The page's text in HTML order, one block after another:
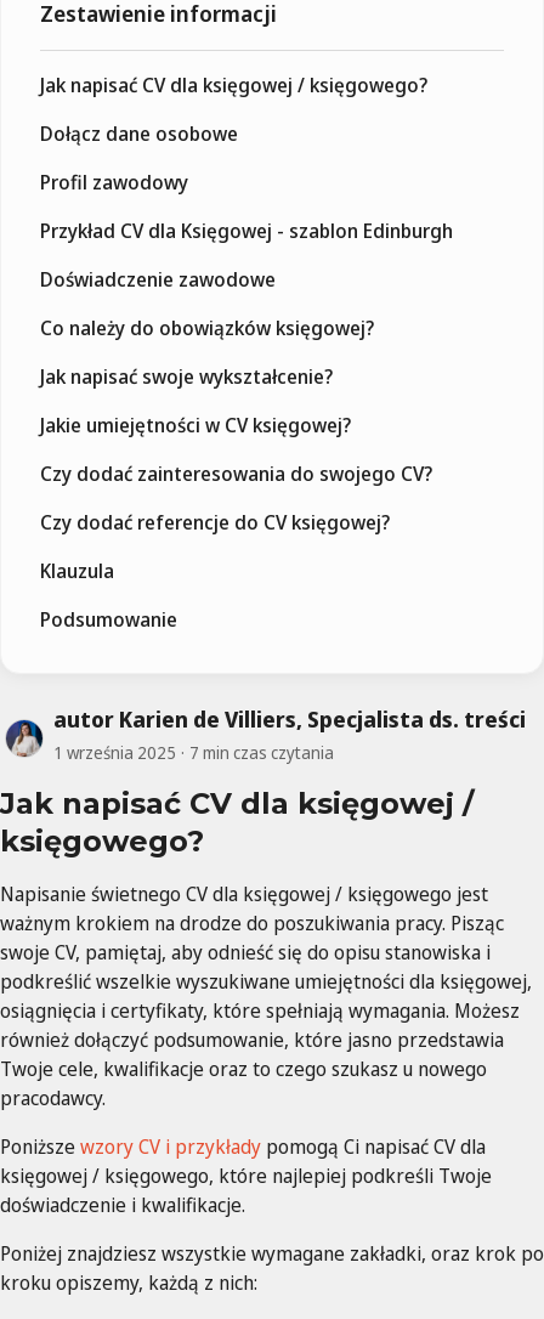
autor Karien de Villiers, Specjalista ds. treści
1 września 2025 7 min czas czytania
Jak napisać CV dla księgowej /
księgowego?
Napisanie świetnego CV dla księgowej / księgowego jest
ważnym krokiem na drodze do poszukiwania pracy. Pisząc
swoje CV, pamiętaj, aby odnieść się do opisu stanowiska i
podkreślić wszelkie wyszukiwane umiejętności dla księgowej,
osiągnięcia i certyfikaty, które spełniają wymagania. Możesz
również dołączyć podsumowanie, które jasno przedstawia
Twoje cele, kwalifikacje oraz to czego szukasz u nowego
pracodawcy.
Poniższewzory CV i przykłady pomogą Ci napisać CV dla
księgowej / księgowego, które najlepiej podkreśli Twoje
doświadczenie i kwalifikacje.
Poniżej znajdziesz wszystkie wymagane zakładki, oraz krok po
kroku opiszemy, każdą z nich:
Zestawienie informacji
Jak napisać CV dla księgowej / księgowego?
Dołącz dane osobowe
Profil zawodowy
Przykład CV dla Księgowej - szablon Edinburgh
Doświadczenie zawodowe
Co należy do obowiązków księgowej?
Jak napisać swoje wykształcenie?
Jakie umiejętności w CV księgowej?
Czy dodać zainteresowania do swojego CV?
Czy dodać referencje do CV księgowej?
Klauzula
Podsumowanie